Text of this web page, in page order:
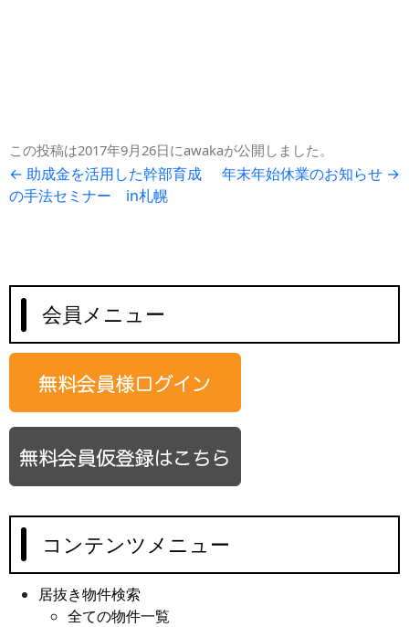
この投稿は2017年9月26日にawakaが公開しました 。
投
稿
ゲ
ー
シ
ョ
← 助成金を活用した幹部育成
の手法セミナー in札幌
年末年始休業のお知らせ →
会員メニュー
コンテンツメニュー
居抜き物件検索
全ての物件一覧